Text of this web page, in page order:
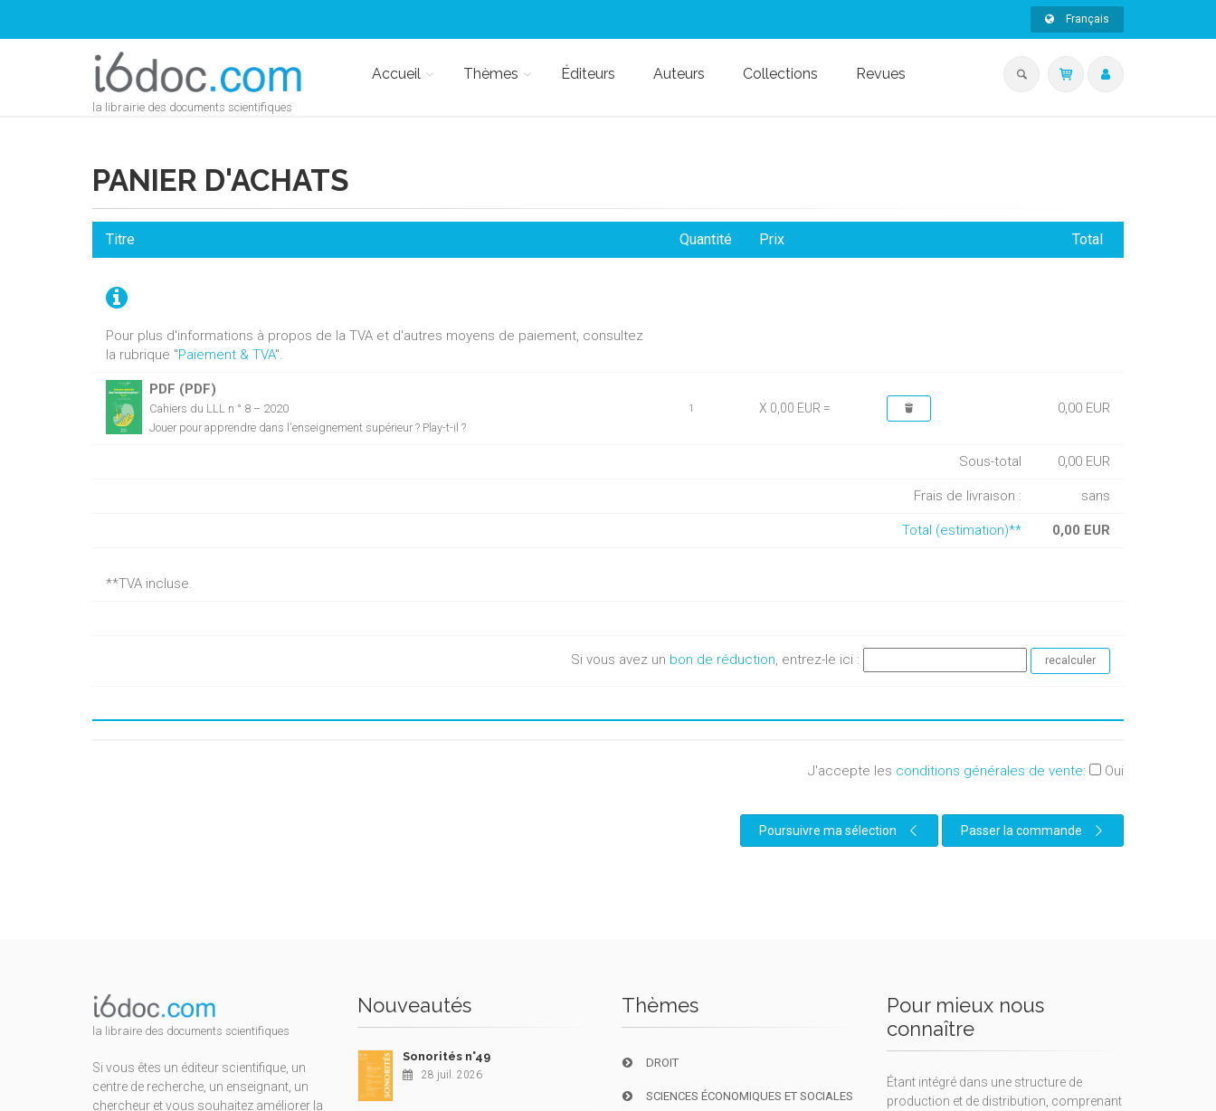
Français
la librairie des documents scientifiques
Accueil Thèmes Éditeurs Auteurs Collections Revues
PANIER D'ACHATS
Pour plus d'informations à propos de la TVA et d'autres moyens de paiement, consultez
la rubrique "Paiement & TVA".
Titre Quantité Prix Total
PDF (PDF)
Cahiers du LLL n ° 8 – 2020
Jouer pour apprendre dans l'enseignement supérieur ? Play-t-il ?
1 X 0,00 EUR = 0,00 EUR
Sous-total 0,00 EUR
Frais de livraison : sans
Total (estimation)** 0,00 EUR
**TVA incluse.
Si vous avez un bon de réduction, entrez-le ici :
J'accepte les conditions générales de vente: Oui
Poursuivre ma sélection Passer la commande
la libraire des documents scientifiques
Si vous êtes un éditeur scientifique, un
centre de recherche, un enseignant, un
chercheur et vous souhaitez améliorer la
Nouveautés
Sonorités n°49
28 juil. 2026
Thèmes
DROIT
SCIENCES ÉCONOMIQUES ET SOCIALES
Pour mieux nous
connaître
Étant intégré dans une structure de
production et de distribution, comprenant